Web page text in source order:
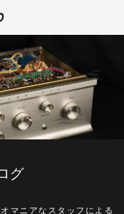
グ
マニアなスタッフによる